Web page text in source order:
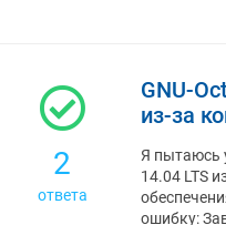
2
ответа
GNU-
из-за
Я пытаюсь
14.04 LTS
ошибку: